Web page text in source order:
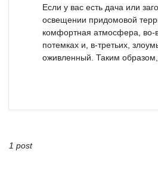
Если у вас есть дача или
освещении придомовой
комфортная атмосфера, во-
потемках и, в-третьих,
оживленный. Таким
1 post